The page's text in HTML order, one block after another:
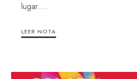
lugar….
LEER NOTA